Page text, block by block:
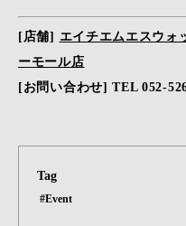
[店舗] エイチエムエスウォ
ーモール店
[お問い合わせ] TEL 052-
Tag
#Event